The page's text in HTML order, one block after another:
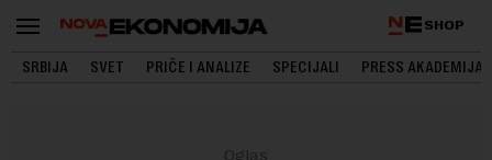
SHOP
SRBIJA SVET PRIČE I ANALIZE SPECIJALI PRESS AKADEMIJA